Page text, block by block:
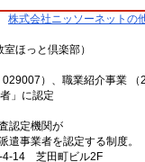
株式会社ニッソーネットの
ほっと倶楽部）
）、職業紹介事業 （
」に認定
認定機関が
事業者を認定する制度。
4-14 芝田町ビル2F